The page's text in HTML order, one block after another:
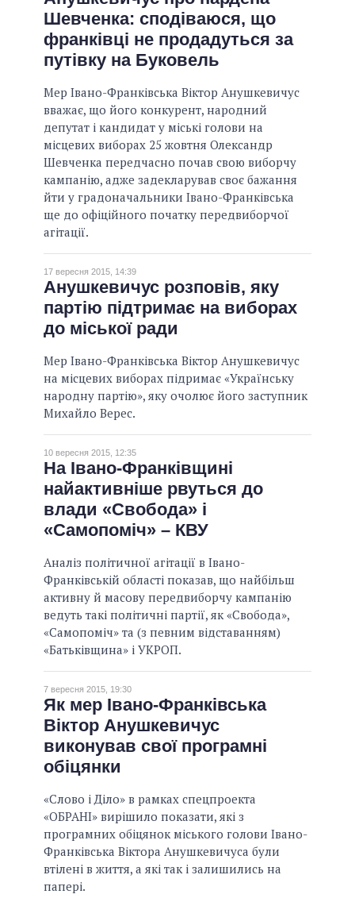
Шевченка: сподіваюся, що
франківці не продадуться за
путівку на Буковель
Мер Івано-Франківська Віктор Анушкевичус
вважає, що його конкурент, народний
депутат і кандидат у міські голови на
місцевих виборах 25 жовтня Олександр
Шевченка передчасно почав свою виборчу
кампанію, адже задекларував своє бажання
йти у градоначальники Івано-Франківська
ще до офіційного початку передвиборчої
агітації.
17 вересня 2015, 14:39
Анушкевичус розповів, яку
партію підтримає на виборах
до міської ради
Мер Івано-Франківська Віктор Анушкевичус
на місцевих виборах підримає «Українську
народну партію», яку очолює його заступник
Михайло Верес.
10 вересня 2015, 12:35
На Івано-Франківщині
найактивніше рвуться до
влади «Свобода» і
«Самопоміч» – КВУ
Аналіз політичної агітації в Івано-
Франківській області показав, що найбільш
активну й масову передвиборчу кампанію
ведуть такі політичні партії, як «Свобода»,
«Самопоміч» та (з певним відставанням)
«Батьківщина» і УКРОП.
7 вересня 2015, 19:30
Як мер Івано-Франківська
Віктор Анушкевичус
виконував свої програмні
обіцянки
«Слово і Діло» в рамках спецпроекта
«ОБРАНІ» вирішило показати, які з
програмних обіцянок міського голови Івано-
Франківська Віктора Анушкевичуса були
втілені в життя, а які так і залишились на
папері.